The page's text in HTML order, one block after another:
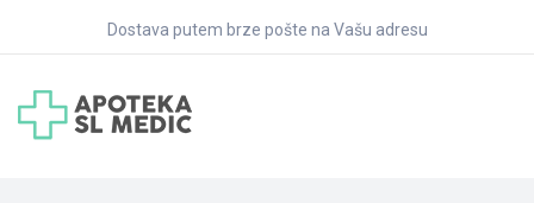
Dostava putem brze pošte na Vašu adresu